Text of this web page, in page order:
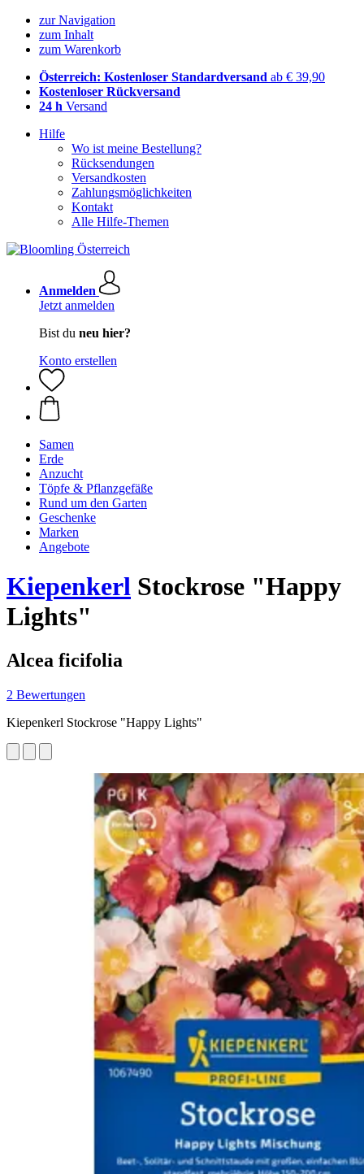
zur Navigation
zum Inhalt
zum Warenkorb
Österreich: Kostenloser Standardversand ab € 39,90
Kostenloser Rückversand
24 h Versand
Hilfe
Wo ist meine Bestellung?
Rücksendungen
Versandkosten
Zahlungsmöglichkeiten
Kontakt
Alle Hilfe-Themen
Anmelden
Jetzt anmelden
Bist du neu hier?
Konto erstellen
Samen
Erde
Anzucht
Töpfe & Pflanzgefäße
Rund um den Garten
Geschenke
Marken
Angebote
Kiepenkerl Stockrose "Happy
Lights"
Alcea ficifolia
2 Bewertungen
Kiepenkerl Stockrose "Happy Lights"